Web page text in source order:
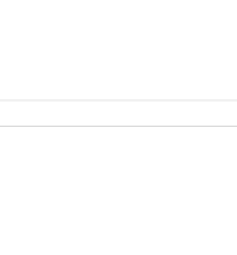
перед зданием.